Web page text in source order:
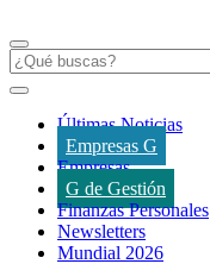
Últimas Noticias
Empresas G
Empresas
G de Gestión
Finanzas Personales
Newsletters
Mundial 2026